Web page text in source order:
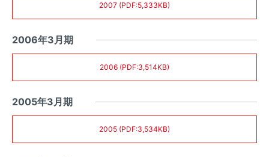
2007 (PDF:5,333KB)
2006年3月期
2006 (PDF:3,514KB)
2005年3月期
2005 (PDF:3,534KB)